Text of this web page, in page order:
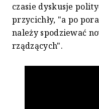
czasie dyskusje
przycichły, "a po
należy spodziewać
rządzących".